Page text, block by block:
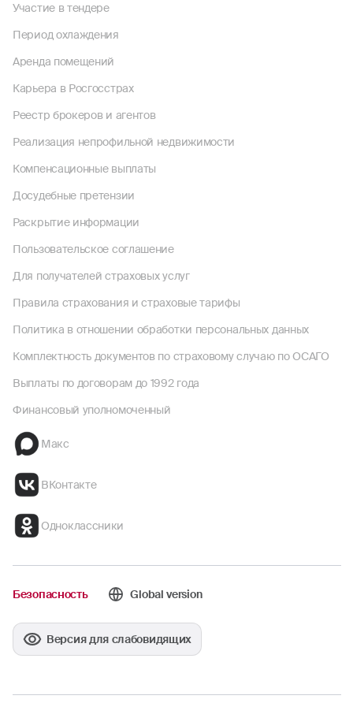
Участие в тендере
Период охлаждения
Аренда помещений
Карьера в Росгосстрах
Реестр брокеров и агентов
Реализация непрофильной недвижимости
Компенсационные выплаты
Досудебные претензии
Раскрытие информации
Пользовательское соглашение
Для получателей страховых услуг
Правила страхования и страховые тарифы
Политика в отношении обработки персональных данных
Комплектность документов по страховому случаю по ОСАГО
Выплаты по договорам до 1992 года
Финансовый уполномоченный
Макс
ВКонтакте
Одноклассники
Безопасность Global version
Версия для слабовидящих